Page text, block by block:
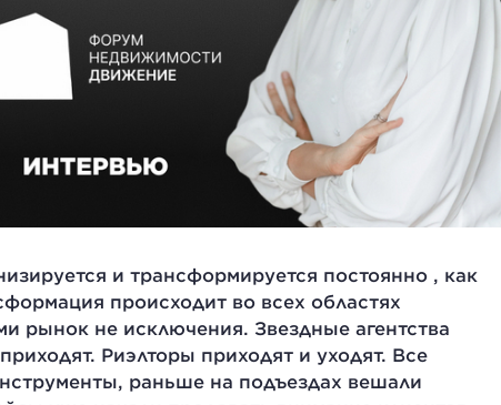
и трансформируется постоянно , как
происходит во всех областях
рынок не исключения. Звездные агентства
Риэлторы приходят и уходят. Все
раньше на подъездах вешали